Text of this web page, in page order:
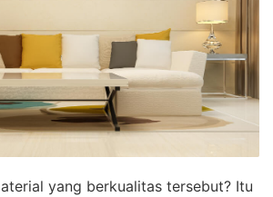
yang berkualitas tersebut? Itu